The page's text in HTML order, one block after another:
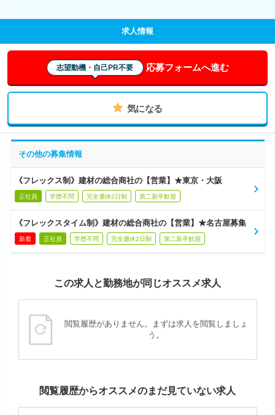
求人情報
志望動機・自己PR不要 応募フォームへ進む
気になる
その他の募集情報
《フレックス制》建材の総合商社の【営業】★東京・大阪
正社員 学歴不問 完全週休2日制 第二新卒歓迎
《フレックスタイム制》建材の総合商社の【営業】★名古屋募集
新着 正社員 学歴不問 完全週休2日制 第二新卒歓迎
この求人と勤務地が同じオススメ求人
閲覧履歴がありません。まずは求人を閲覧しましょ
う。
閲覧履歴からオススメのまだ見ていない求人